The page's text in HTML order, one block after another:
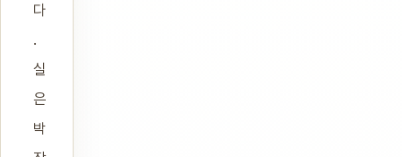
다
.
실
은
박